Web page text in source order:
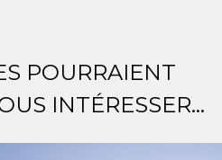
POURRAIENT
INTÉRESSER...